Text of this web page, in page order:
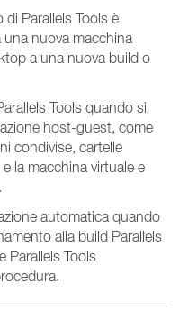
di Parallels Tools è
nuova macchina
a una nuova build o
Tools quando si
host-guest, come
condivise, cartelle
la macchina virtuale e
automatica quando
alla build Parallels
Parallels Tools